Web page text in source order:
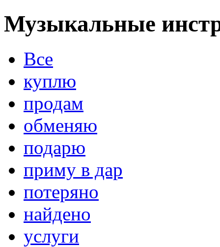
Музыкальные
Все
куплю
продам
обменяю
подарю
приму в дар
потеряно
найдено
услуги